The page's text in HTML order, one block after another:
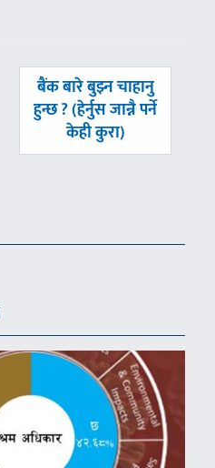
अघिल्लाे
-
बैंक बारे बुझ्न चाहानु
हुन्छ ? (हेर्नुस जान्नै पर्ने
केही कुरा)